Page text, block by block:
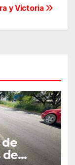
y Victoria
de